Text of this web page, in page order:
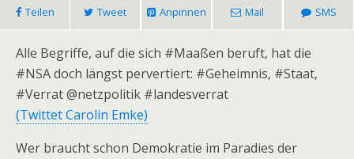
Teilen Tweet Anpinnen Mail SMS
Alle Begriffe, auf die sich #Maaßen beruft, hat die
#NSA doch längst pervertiert: #Geheimnis, #Staat,
#Verrat @netzpolitik #landesverrat
(Twittet Carolin Emke)
Wer braucht schon Demokratie im Paradies der